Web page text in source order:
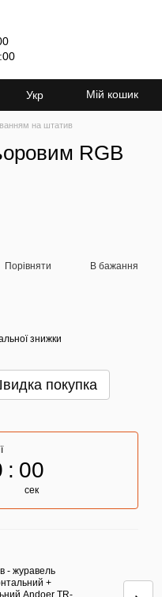
Укр Мій кошик
на штатив
RGB
Порівняти В бажання
знижки
покупка
00
сек